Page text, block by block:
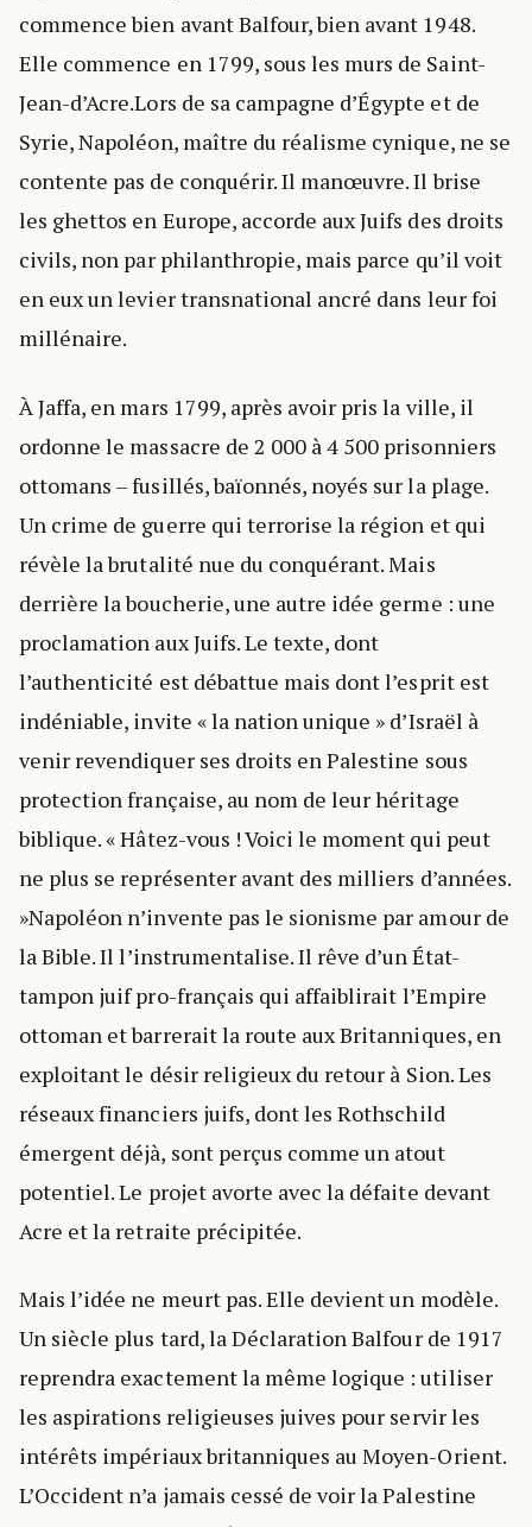
commence bien avant Balfour, bien avant 1948.
Elle commence en 1799, sous les murs de Saint-
Jean-d’Acre.Lors de sa campagne d’Égypte et de
Syrie, Napoléon, maître du réalisme cynique, ne se
contente pas de conquérir. Il manœuvre. Il brise
les ghettos en Europe, accorde aux Juifs des droits
civils, non par philanthropie, mais parce qu’il voit
en eux un levier transnational ancré dans leur foi
millénaire.
À Jaffa, en mars 1799, après avoir pris la ville, il
ordonne le massacre de 2 000 à 4 500 prisonniers
ottomans – fusillés, baïonnés, noyés sur la plage.
Un crime de guerre qui terrorise la région et qui
révèle la brutalité nue du conquérant. Mais
derrière la boucherie, une autre idée germe : une
proclamation aux Juifs. Le texte, dont
l’authenticité est débattue mais dont l’esprit est
indéniable, invite « la nation unique » d’Israël à
venir revendiquer ses droits en Palestine sous
protection française, au nom de leur héritage
biblique. « Hâtez-vous ! Voici le moment qui peut
ne plus se représenter avant des milliers d’années.
»Napoléon n’invente pas le sionisme par amour de
la Bible. Il l’instrumentalise. Il rêve d’un État-
tampon juif pro-français qui affaiblirait l’Empire
ottoman et barrerait la route aux Britanniques, en
exploitant le désir religieux du retour à Sion. Les
réseaux financiers juifs, dont les Rothschild
émergent déjà, sont perçus comme un atout
potentiel. Le projet avorte avec la défaite devant
Acre et la retraite précipitée.
Mais l’idée ne meurt pas. Elle devient un modèle.
Un siècle plus tard, la Déclaration Balfour de 1917
reprendra exactement la même logique : utiliser
les aspirations religieuses juives pour servir les
intérêts impériaux britanniques au Moyen-Orient.
L’Occident n’a jamais cessé de voir la Palestine